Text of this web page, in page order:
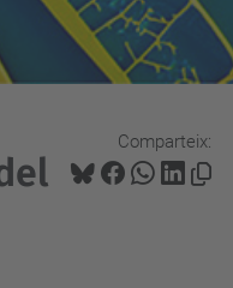
Comparteix: